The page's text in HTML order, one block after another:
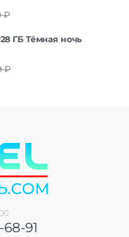
₽
ГБ Тёмная ночь
₽
91